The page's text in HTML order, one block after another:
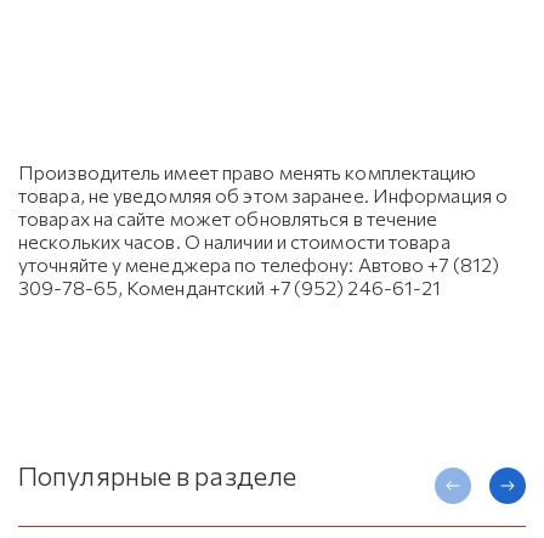
Производитель имеет право менять комплектацию
товара, не уведомляя об этом заранее. Информация о
товарах на сайте может обновляться в течение
нескольких часов. О наличии и стоимости товара
уточняйте у менеджера по телефону: Автово +7 (812)
309-78-65, Комендантский +7 (952) 246-61-21
Популярные в разделе